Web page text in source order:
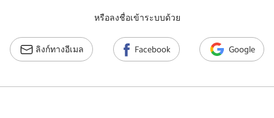
หรือลงชื่อเข้าระบบด้วย
ลิงก์ทางอีเมล Facebook Google